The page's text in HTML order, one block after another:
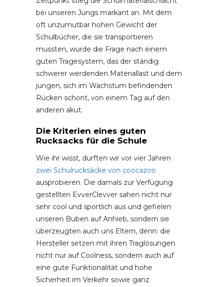
bei unseren Jungs markant an. Mit dem
oft unzumutbar hohen Gewicht der
Schulbücher, die sie transportieren
mussten, wurde die Frage nach einem
guten Tragesystem, das der ständig
schwerer werdenden Materiallast und dem
jungen, sich im Wachstum befindenden
Rücken schont, von einem Tag auf den
anderen akut.
Die Kriterien eines guten
Rucksacks für die Schule
Wie ihr wisst, durften wir vor vier Jahren
zwei Schulrucksäcke von coocazoo
ausprobieren. Die damals zur Verfügung
gestellten EvverClevver sahen nicht nur
sehr cool und sportlich aus und gefielen
unseren Buben auf Anhieb, sondern sie
überzeugten auch uns Eltern, denn: die
Hersteller setzen mit ihren Traglösungen
nicht nur auf Coolness, sondern auch auf
eine gute Funktionalität und hohe
Sicherheit im Verkehr sowie ganz